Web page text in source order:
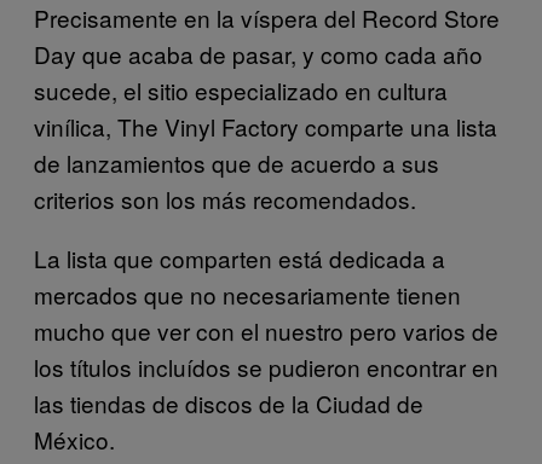
Precisamente en la víspera del Record Store
Day que acaba de pasar, y como cada año
sucede, el sitio especializado en cultura
vinílica, The Vinyl Factory comparte una lista
de lanzamientos que de acuerdo a sus
criterios son los más recomendados.
La lista que comparten está dedicada a
mercados que no necesariamente tienen
mucho que ver con el nuestro pero varios de
los títulos incluídos se pudieron encontrar en
las tiendas de discos de la Ciudad de
México.